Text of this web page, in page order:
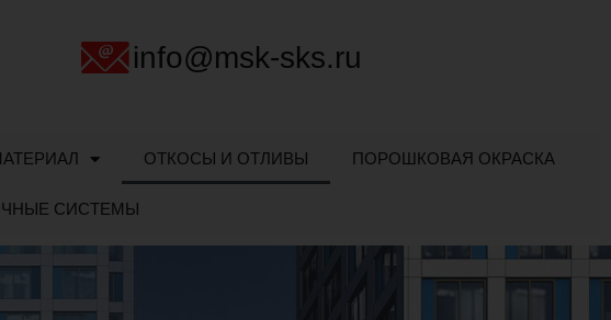
info@msk-sks.ru
ОТКОСЫ И ОТЛИВЫ ПОРОШКОВАЯ ОКРАСКА
СИСТЕМЫ